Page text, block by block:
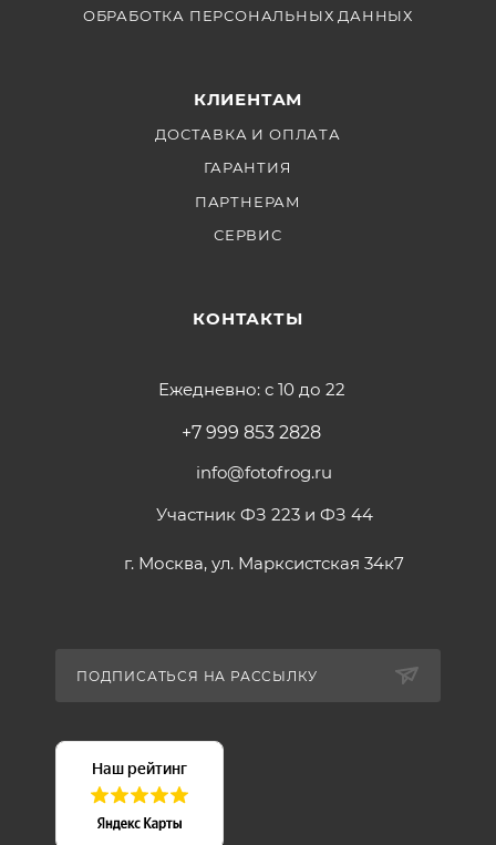
ОБРАБОТКА ПЕРСОНАЛЬНЫХ ДАННЫХ
КЛИЕНТАМ
ДОСТАВКА И ОПЛАТА
ГАРАНТИЯ
ПАРТНЕРАМ
СЕРВИС
КОНТАКТЫ
Ежедневно: с 10 до 22
+7 999 853 2828
info@fotofrog.ru
Участник ФЗ 223 и ФЗ 44
г. Москва, ул. Марксистская 34к7
ПОДПИСАТЬСЯ НА РАССЫЛКУ